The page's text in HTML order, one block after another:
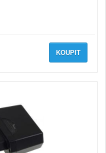
KOUPIT